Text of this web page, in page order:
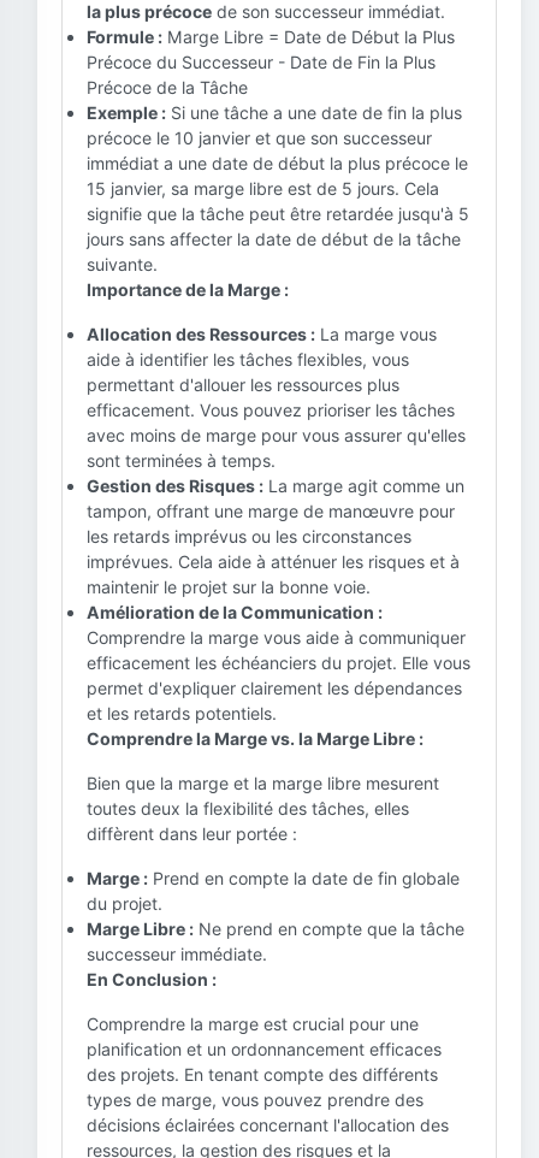
la plus précoce de son successeur immédiat.
Formule : Marge Libre = Date de Début la Plus
Précoce du Successeur - Date de Fin la Plus
Précoce de la Tâche
Exemple : Si une tâche a une date de fin la plus
précoce le 10 janvier et que son successeur
immédiat a une date de début la plus précoce le
15 janvier, sa marge libre est de 5 jours. Cela
signifie que la tâche peut être retardée jusqu'à 5
jours sans affecter la date de début de la tâche
suivante.
Importance de la Marge :
Allocation des Ressources : La marge vous
aide à identifier les tâches flexibles, vous
permettant d'allouer les ressources plus
efficacement. Vous pouvez prioriser les tâches
avec moins de marge pour vous assurer qu'elles
sont terminées à temps.
Gestion des Risques : La marge agit comme un
tampon, offrant une marge de manœuvre pour
les retards imprévus ou les circonstances
imprévues. Cela aide à atténuer les risques et à
maintenir le projet sur la bonne voie.
Amélioration de la Communication :
Comprendre la marge vous aide à communiquer
efficacement les échéanciers du projet. Elle vous
permet d'expliquer clairement les dépendances
et les retards potentiels.
Comprendre la Marge vs. la Marge Libre :
Bien que la marge et la marge libre mesurent
toutes deux la flexibilité des tâches, elles
diffèrent dans leur portée :
Marge : Prend en compte la date de fin globale
du projet.
Marge Libre : Ne prend en compte que la tâche
successeur immédiate.
En Conclusion :
Comprendre la marge est crucial pour une
planification et un ordonnancement efficaces
des projets. En tenant compte des différents
types de marge, vous pouvez prendre des
décisions éclairées concernant l'allocation des
ressources, la gestion des risques et la